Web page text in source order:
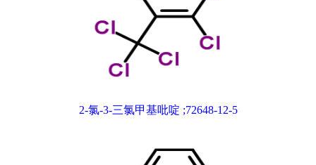
2-氯-3-三氯甲基吡啶 ;72648-12-5